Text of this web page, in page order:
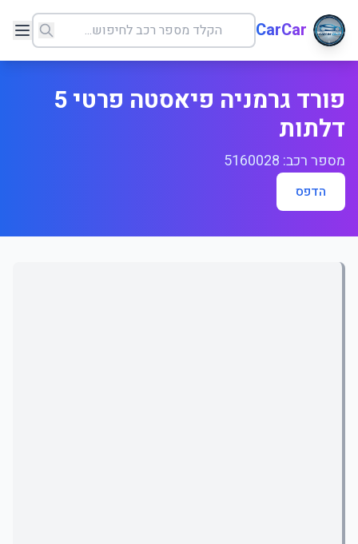
CarCar
פורד גרמניה פיאסטה פרטי 5
דלתות
מספר רכב: 5160028
הדפס